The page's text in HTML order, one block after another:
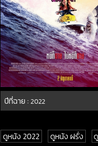
ปีที่ฉาย :2022
ดูหนัง 2022 ดูหนัง ฝรั่ง